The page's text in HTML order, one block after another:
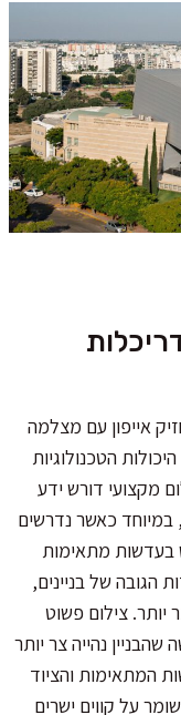
אייפון עם מצלמה
הטכנולוגיות
מקצועי דורש ידע
במיוחד כאשר נדרשים
בעדשות מתאימות
הגובה של בניינים,
יותר. צילום פשוט
נהייה צר יותר
המתאימות והציוד
על קווים ישרים